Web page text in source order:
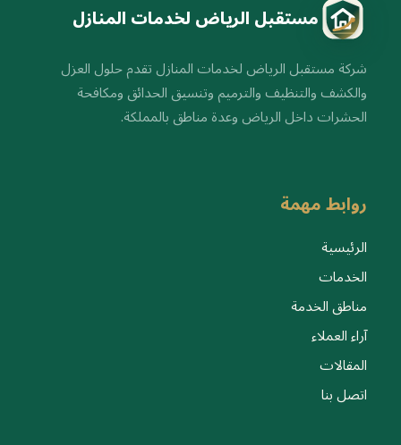
مستقبل الرياض لخدمات المنازل
شركة مستقبل الرياض لخدمات المنازل تقدم حلول العزل
والكشف والتنظيف والترميم وتنسيق الحدائق ومكافحة
الحشرات داخل الرياض وعدة مناطق بالمملكة.
روابط مهمة
الرئيسية
الخدمات
مناطق الخدمة
آراء العملاء
المقالات
اتصل بنا